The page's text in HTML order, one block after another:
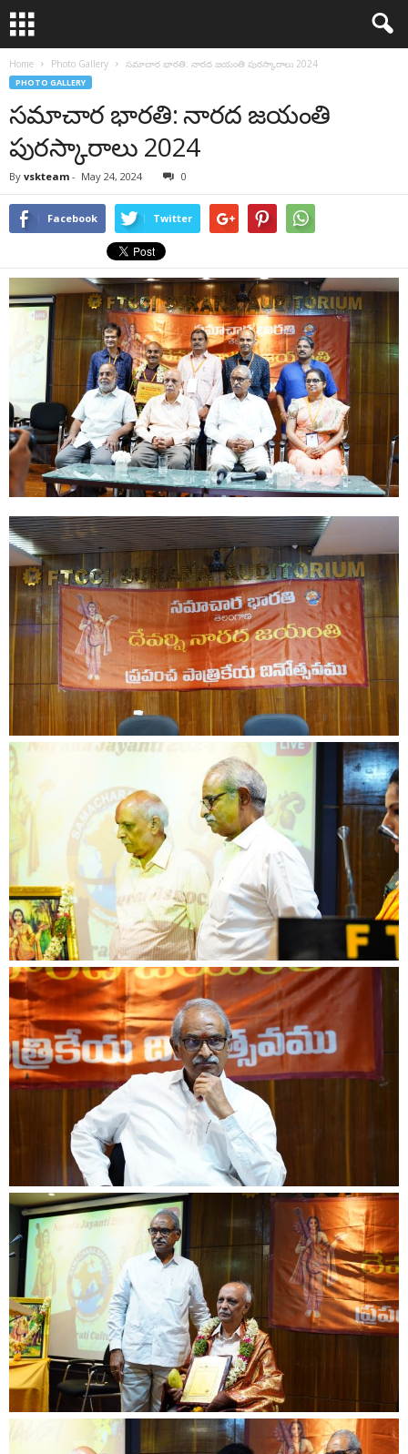
Home Photo Gallery సమాచార భారతి: నారద జయంతి పురస్కారాలు 2024
PHOTO GALLERY
సమాచార భారతి: నారద జయంతి
పురస్కారాలు 2024
By vskteam - May 24, 2024 0
Facebook Twitter